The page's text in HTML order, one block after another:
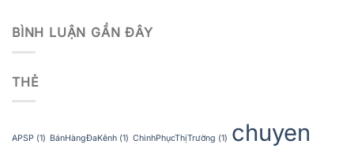
BÌNH LUẬN GẦN ĐÂY
THẺ
APSP (1) BánHàngĐaKênh (1) ChinhPhụcThịTrường (1) chuyen